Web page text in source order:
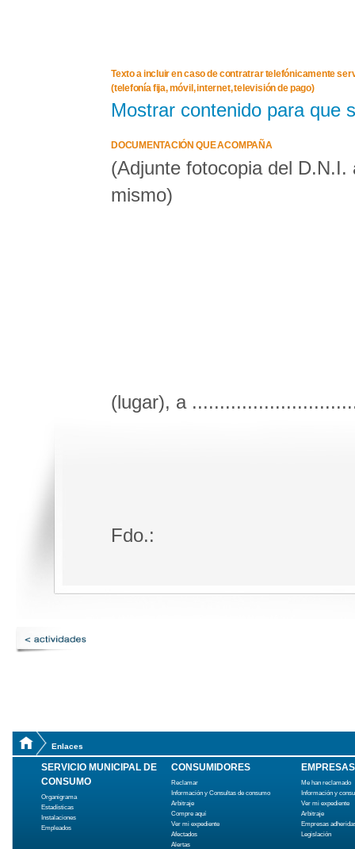
Texto a incluir en caso de contratrar telefónicamente
(telefonía fija, móvil, internet, televisión de pago)
Mostrar contenido para que
DOCUMENTACIÓN QUE ACOMPAÑA
(Adjunte fotocopia del
mismo)
(lugar), a
Fdo.:
Enlaces
SERVICIO MUNICIPAL DE
CONSUMO
Organigrama
Estadísticas
Instalaciones
Empleados
CONSUMIDORES
Reclamar
Información y Consultas de consumo
Arbitraje
Compre aquí
Ver mi expediente
Afectados
Alertas
EMPRESAS
Me han reclamado
Información y
Ver mi expediente
Arbitraje
Empresas
Legislación